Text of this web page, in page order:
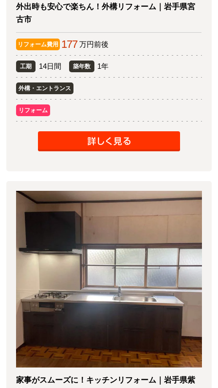
外出時も安心で楽ちん！外構リフォーム｜岩手県宮
古市
リフォーム費用 177 万円前後
工期 14日間 築年数 1年
外構・エントランス
リフォーム
家事がスムーズに！キッチンリフォーム｜岩手県紫